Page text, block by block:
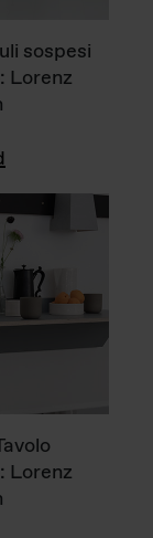
sospesi
Lorenz
Lorenz